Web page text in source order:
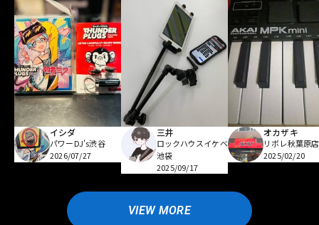
イシダ
パワーDJ's渋谷
2026/07/27
三井
ロックハウスイケベ
池袋
2025/09/17
オカザキ
リボレ秋葉原店
2025/02/20
VIEW MORE